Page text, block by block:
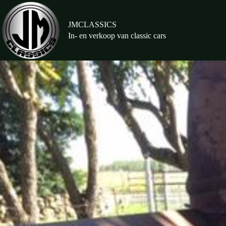
naar
de
inhoud
JMCLASSICS
In- en verkoop van classic cars